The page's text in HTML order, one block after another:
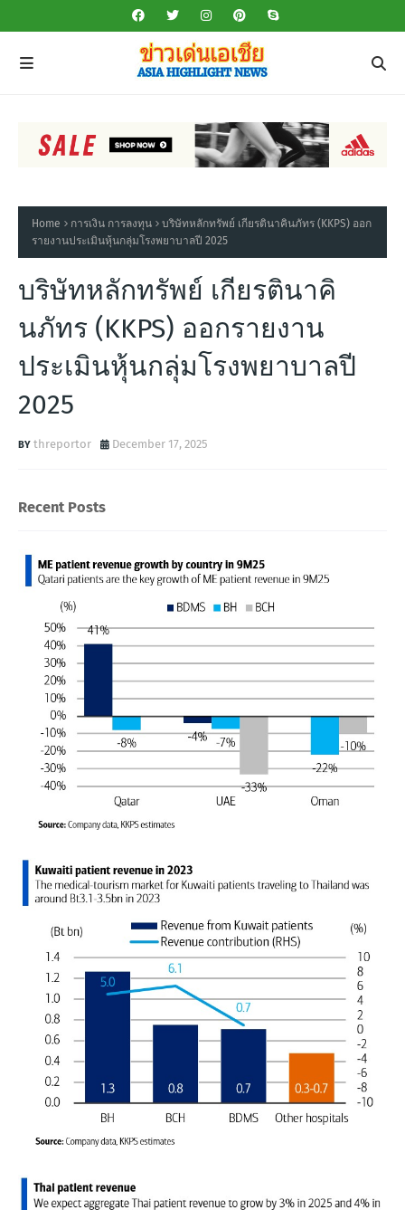
Home การเงิน การลงทุน
บริษัทหลักทรัพย์ เกียรตินาคินภัทร (KKPS) ออก
รายงานประเมินหุ้นกลุ่มโรงพยาบาลปี 2025
บริษัทหลักทรัพย์ เกียรตินาคิ
นภัทร (KKPS) ออกรายงาน
ประเมินหุ้นกลุ่มโรงพยาบาลปี
2025
threportor December 17, 2025
Recent Posts